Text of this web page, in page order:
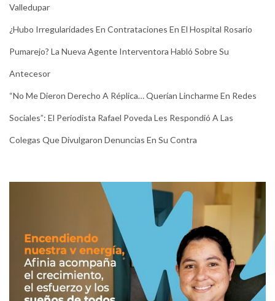
Valledupar
¿Hubo Irregularidades En Contrataciones En El Hospital Rosario
Pumarejo? La Nueva Agente Interventora Habló Sobre Su
Antecesor
“No Me Dieron Derecho A Réplica… Querían Lincharme En Redes
Sociales”: El Periodista Rafael Poveda Les Respondió A Las
Colegas Que Divulgaron Denuncias En Su Contra